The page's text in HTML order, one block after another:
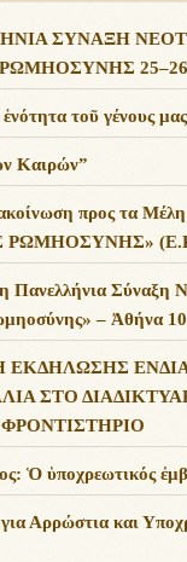
ΣΥΝΑΞΗ
25–26
τοῦ γένους μας
Καιρών”
προς τα Μέλη
ΡΩΜΗΟΣΥΝΗΣ»
Πανελλήνια Σύναξη
– Ἀθήνα
ΕΚΔΗΛΩΣΗΣ
ΣΤΟ
Ὁ ὑποχρεωτικός
Αρρώστια και